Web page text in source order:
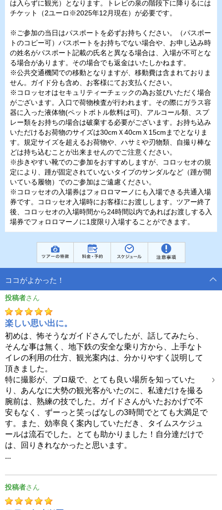
は入らずに観光）となります。トレビの泉の階段下に降りるには
チケット（2ユーロ※2025年12月現在）が必要です。
※ご参加の当日はパスポートを必ずお持ちください。（パスポー
トのコピー可）パスポートをお持ちでない場合や、お申し込み時
の姓名がパスポート記載の氏名と異なる場合は、入場が不可とな
る場合があります。その場合でも返金はいたしかねます。
※公共交通機関での移動となりますが、移動費は含まれておりま
せん。ガイド分も含め、お客様にてお支払ください。
※コロッセオはセキュリティーチェックの為お並びいただく場合
がございます。入口で荷物検査が行われます。その際にガラス容
器に入った液体物(ペットボトル飲料は可)、アルコール類、スプ
レー類をお持ちの場合は破棄する必要がございます。お持ち込み
いただけるお荷物のサイズは30cmＸ40cmＸ15cmまでとなりま
す。規定サイズを超えるお荷物や、ハサミや刃物類、自撮り棒な
どは持ち込むことが出来ませんのでご注意ください。
※歩きやすい靴でのご参加をおすすめしますが、コロッセオの規
定により、踵が固定されていないタイプのサンダルなど（踵が開
いている履物）でのご参加はご遠慮ください。
※コロッセオの入場券はフォロロマーノにも入場できる共通入場
券です。コロッセオ入場時にお客様にお渡しします。ツアー終了
後、コロッセオの入場時間から24時間以内であればお渡しする入
場券でフォロロマーノに1度限り入場することができます。
ココがよかった！
投稿者
楽しい思い出に。
初めは、怖そうなガイドさんでしたが、話してみたら、
そんな事は無く、地下鉄の安全な乗り方から、上手なト
イレの利用の仕方、観光案内は、分かりやすく説明して
頂きました。
特に撮影が、プロ級で、とても良い場所を知っていた
り、あんなに大勢の観光客がいたのに、私達だけを撮る
腕前は、熟練の技でした。ガイドさんがいたおかげで不
安もなく、ずーっと笑っぱなしの3時間でとても大満足で
す。また、効率良く案内していただき、タイムスケジュ
ールは流石でした。とても助かりました！自分達だけで
は、回りきれなかったと思います。
...
投稿者